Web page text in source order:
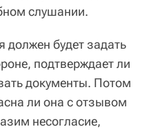
слушании.
должен будет задать
подтверждает ли
документы. Потом
ли она с отзывом
несогласие,